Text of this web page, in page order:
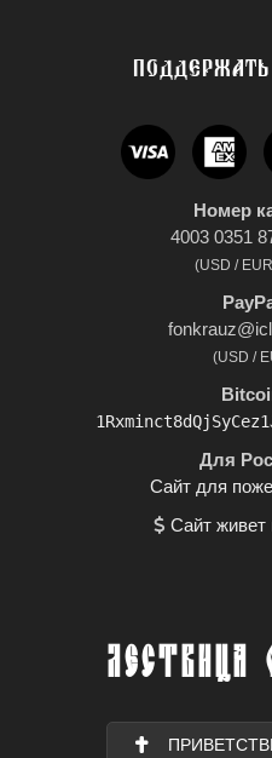
Номер
4003 0351
(USD /
(USD /
Для
Сайт для
Сайт живет
ЛЕСТВИЦА